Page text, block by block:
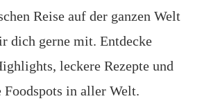
Reise auf der ganzen Welt
dich gerne mit. Entdecke
leckere Rezepte und
Foodspots in aller Welt.